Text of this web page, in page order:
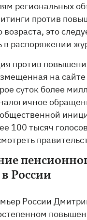
региональных
против
возраста, это
в распоряжении
против
на
суток более
100 тысяч
в России
России